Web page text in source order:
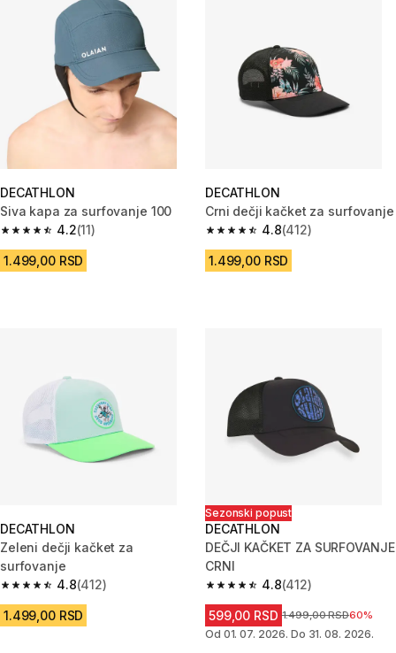
DECATHLON
Siva kapa za surfovanje 100
4.2
4.2 od 5 zvezdica from 11 Recenzije
(11)
1.499,00 RSD
DECATHLON
Crni dečji kačket za surfovanje
4.8
4.8 od 5 zvezdica from 412
(412)
1.499,00 RSD
DECATHLON
Zeleni dečji kačket za
surfovanje
4.8
4.8 od 5 zvezdica from 412 Recenzije
(412)
1.499,00 RSD
Sezonski popust
DECATHLON
DEČJI KAČKET ZA SURFOVANJE
CRNI
4.8
4.8 od 5 zvezdica from 412
(412)
599,00 RSD Cena pre sniženja
1.499,00 RSD60%
Od 01. 07. 2026. Do 31. 08. 2026.